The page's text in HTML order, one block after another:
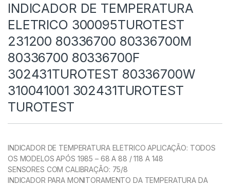
INDICADOR DE TEMPERATURA
ELETRICO 300095TUROTEST
231200 80336700 80336700M
80336700 80336700F
302431TUROTEST 80336700W
310041001 302431TUROTEST
TUROTEST
INDICADOR DE TEMPERATURA ELETRICO APLICAÇÃO: TODOS
OS MODELOS APÓS 1985 – 68 A 88 / 118 A 148
SENSORES COM CALIBRAÇÃO: 75/8
INDICADOR PARA MONITORAMENTO DA TEMPERATURA DA